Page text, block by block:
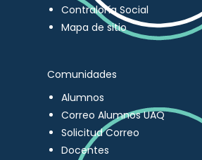
Contraloría Social
Mapa de sitio
Comunidades
Alumnos
Correo Alumnos UAQ
Solicitud Correo
Docentes